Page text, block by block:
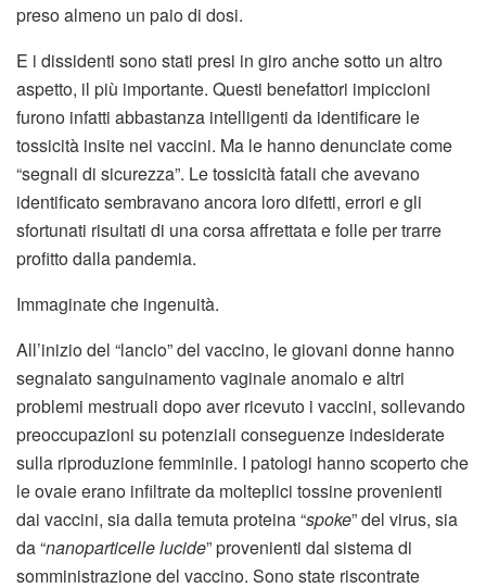
preso almeno un paio di dosi.
E i dissidenti sono stati presi in giro anche sotto un altro
aspetto, il più importante. Questi benefattori impiccioni
furono infatti abbastanza intelligenti da identificare le
tossicità insite nei vaccini. Ma le hanno denunciate come
“segnali di sicurezza”. Le tossicità fatali che avevano
identificato sembravano ancora loro difetti, errori e gli
sfortunati risultati di una corsa affrettata e folle per trarre
profitto dalla pandemia.
Immaginate che ingenuità.
All’inizio del “lancio” del vaccino, le giovani donne hanno
segnalato sanguinamento vaginale anomalo e altri
problemi mestruali dopo aver ricevuto i vaccini, sollevando
preoccupazioni su potenziali conseguenze indesiderate
sulla riproduzione femminile. I patologi hanno scoperto che
le ovaie erano infiltrate da molteplici tossine provenienti
dai vaccini, sia dalla temuta proteina “spoke” del virus, sia
da “nanoparticelle lucide” provenienti dal sistema di
somministrazione del vaccino. Sono state riscontrate